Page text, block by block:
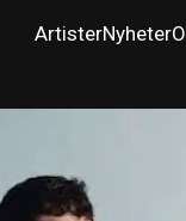
ArtisterNyheter